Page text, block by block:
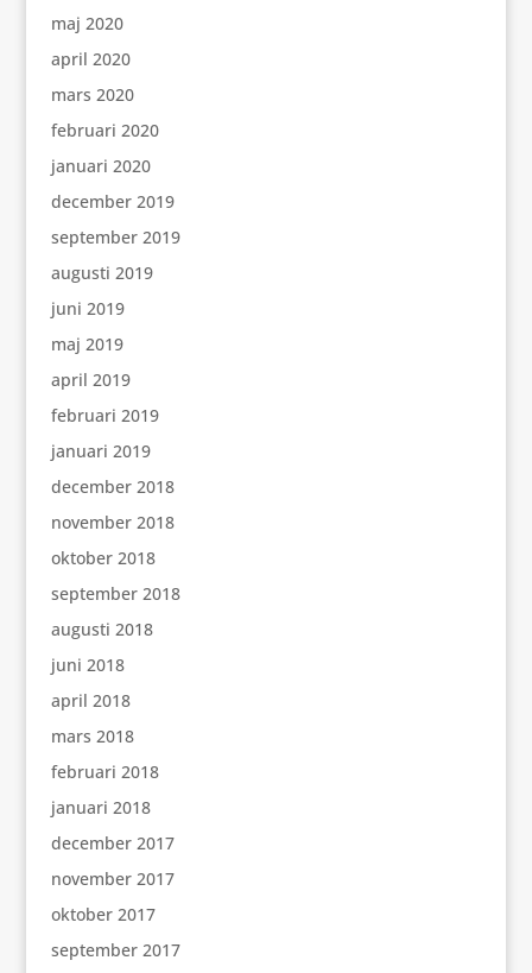
maj 2020
april 2020
mars 2020
februari 2020
januari 2020
december 2019
september 2019
augusti 2019
juni 2019
maj 2019
april 2019
februari 2019
januari 2019
december 2018
november 2018
oktober 2018
september 2018
augusti 2018
juni 2018
april 2018
mars 2018
februari 2018
januari 2018
december 2017
november 2017
oktober 2017
september 2017